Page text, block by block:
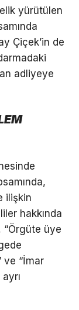
yürütülen
Çiçek’in de
adliyeye
ilişkin
hakkında
“Örgüte üye
ve “İmar